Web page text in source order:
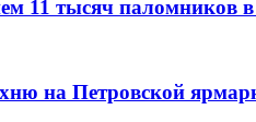
11 тысяч паломников в
на Петровской